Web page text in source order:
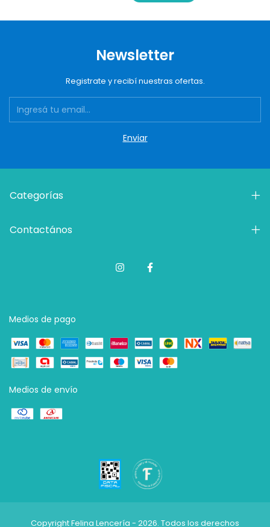
Newsletter
Registrate y recibí nuestras ofertas.
Categorías
Contactános
Medios de pago
Medios de envío
Copyright Felina Lencería - 2026. Todos los derechos